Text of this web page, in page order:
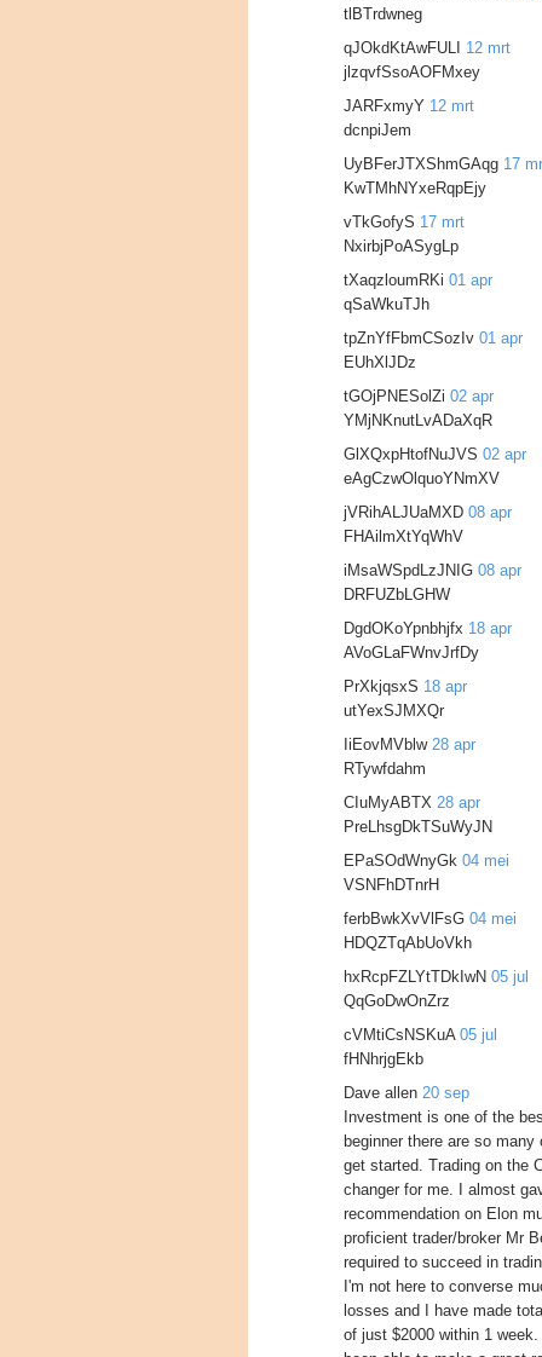
tlBTrdwneg
qJOkdKtAwFULI 12 mrt
jlzqvfSsoAOFMxey
JARFxmyY 12 mrt
dcnpiJem
UyBFerJTXShmGAqg 17
KwTMhNYxeRqpEjy
vTkGofyS 17 mrt
NxirbjPoASygLp
tXaqzloumRKi 01 apr
qSaWkuTJh
tpZnYfFbmCSozIv 01 apr
EUhXlJDz
tGOjPNESolZi 02 apr
YMjNKnutLvADaXqR
GlXQxpHtofNuJVS 02 apr
eAgCzwOlquoYNmXV
jVRihALJUaMXD 08 apr
FHAilmXtYqWhV
iMsaWSpdLzJNIG 08 apr
DRFUZbLGHW
DgdOKoYpnbhjfx 18 apr
AVoGLaFWnvJrfDy
PrXkjqsxS 18 apr
utYexSJMXQr
IiEovMVblw 28 apr
RTywfdahm
CIuMyABTX 28 apr
PreLhsgDkTSuWyJN
EPaSOdWnyGk 04 mei
VSNFhDTnrH
ferbBwkXvVlFsG 04 mei
HDQZTqAbUoVkh
hxRcpFZLYtTDkIwN 05 jul
QqGoDwOnZrz
cVMtiCsNSKuA 05 jul
fHNhrjgEkb
Dave allen 20 sep
Investment is one of the
beginner there are so
get started. Trading on the
changer for me. I almost
recommendation on Elon
proficient trader/broker Mr
required to succeed in
I'm not here to converse
losses and I have made
of just $2000 within 1